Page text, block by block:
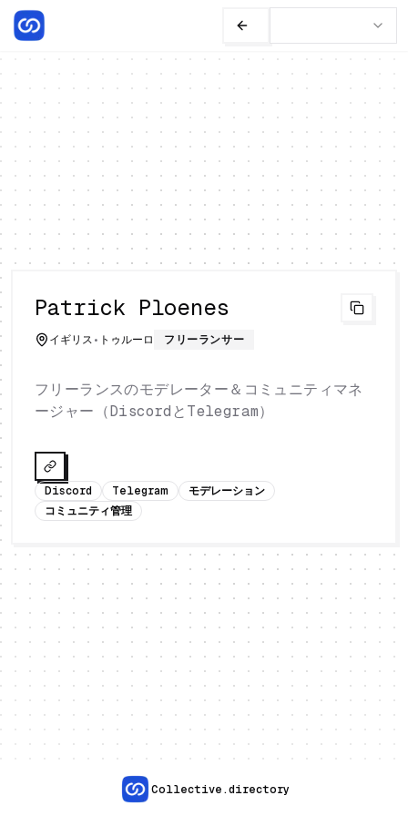
Patrick Ploenes
イギリス • トゥルーロ フリーランサー
フリーランスのモデレーター＆コミュニティマネ
ージャー（DiscordとTelegram）
Discord Telegram
モデレーション
コミュニティ管理
Collective.directory